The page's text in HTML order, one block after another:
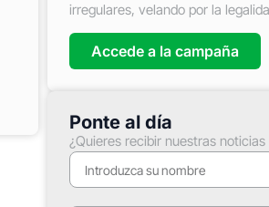
irregulares, velando por la
Accede a la campaña
Ponte al día
¿Quieres recibir nuestras